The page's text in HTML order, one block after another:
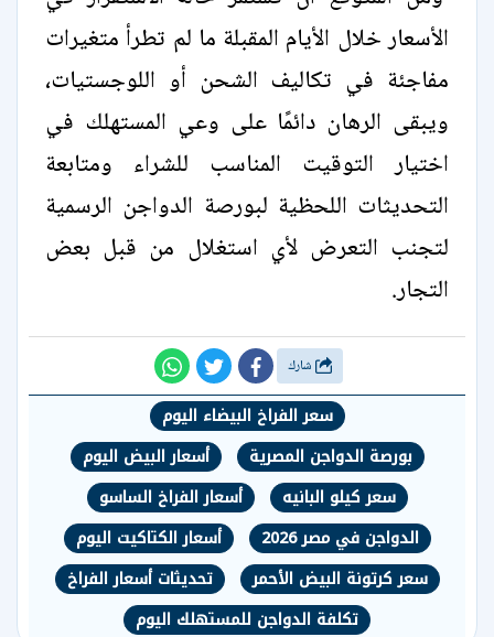
الأسعار خلال الأيام المقبلة ما لم تطرأ متغيرات
مفاجئة في تكاليف الشحن أو اللوجستيات،
ويبقى الرهان دائمًا على وعي المستهلك في
اختيار التوقيت المناسب للشراء ومتابعة
التحديثات اللحظية لبورصة الدواجن الرسمية
لتجنب التعرض لأي استغلال من قبل بعض
التجار.
سعر الفراخ البيضاء اليوم
بورصة الدواجن المصرية
أسعار البيض اليوم
سعر كيلو البانيه
أسعار الفراخ الساسو
الدواجن في مصر 2026
أسعار الكتاكيت اليوم
سعر كرتونة البيض الأحمر
تحديثات أسعار الفراخ
تكلفة الدواجن للمستهلك اليوم